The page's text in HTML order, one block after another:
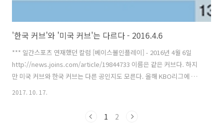
'한국 커브'와 '미국 커브'는 다르다 - 2016.4.6
*** 일간스포츠 연재했던 칼럼 [베이스볼인플레이] - 2016년 4월 6일
http://news.joins.com/article/19844733 이름은 같은 커브다. 하지
만 미국 커브와 한국 커브는 다른 공인지도 모른다. 올해 KBO리그에 등
2017. 10. 17.
1 2